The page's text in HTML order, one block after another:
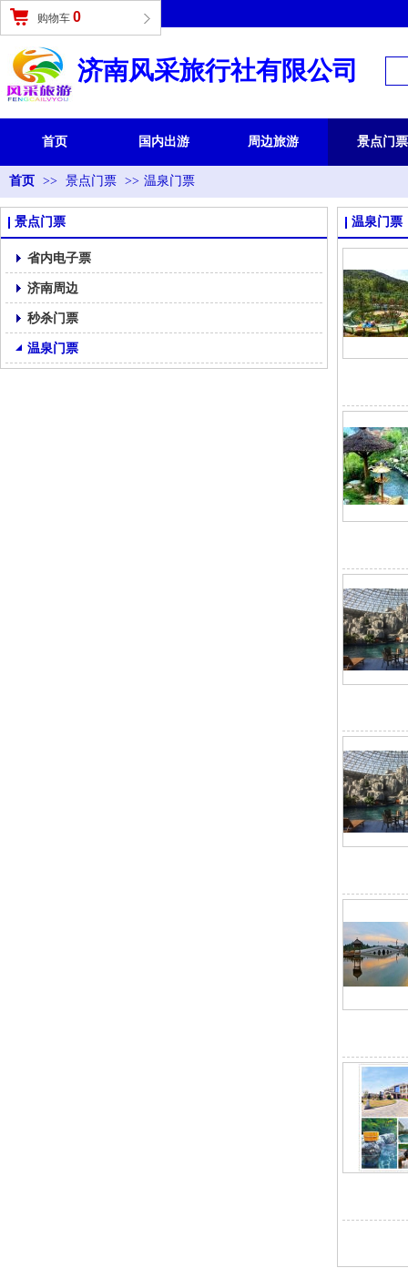
济南风采旅行社有限公司
购物车 0
登录 | 免费注册
首页 国内出游 周边旅游 景点门票
首页 >> 景点门票 >> 温泉门票
景点门票
省内电子票
济南周边
秒杀门票
温泉门票
温泉门票